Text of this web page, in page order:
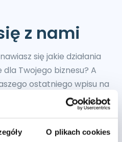
O plikach cookies
z nami
się jakie działania
Twojego biznesu? A
ostatniego wpisu na